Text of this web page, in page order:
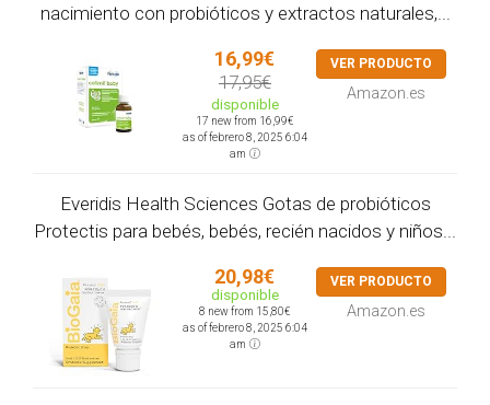
nacimiento con probióticos y extractos naturales,...
16,99€
17,95€
disponible
17 new from 16,99€
as of febrero 8, 2025 6:04
am
VER PRODUCTO
Amazon.es
Everidis Health Sciences Gotas de probióticos
Protectis para bebés, bebés, recién nacidos y niños...
20,98€
disponible
8 new from 15,80€
as of febrero 8, 2025 6:04
am
VER PRODUCTO
Amazon.es